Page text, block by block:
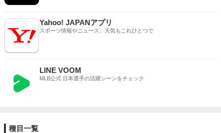
Yahoo! JAPANアプリ
スポーツ情報やニュース、天気もこれひとつで
LINE VOOM
MLB公式 日本選手の活躍シーンをチェック
種目一覧